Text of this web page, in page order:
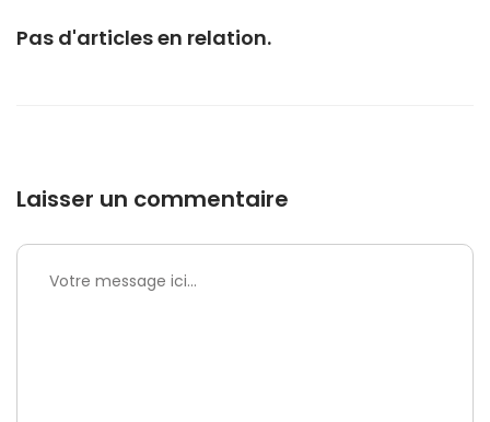
Pas d'articles en relation.
Laisser un commentaire